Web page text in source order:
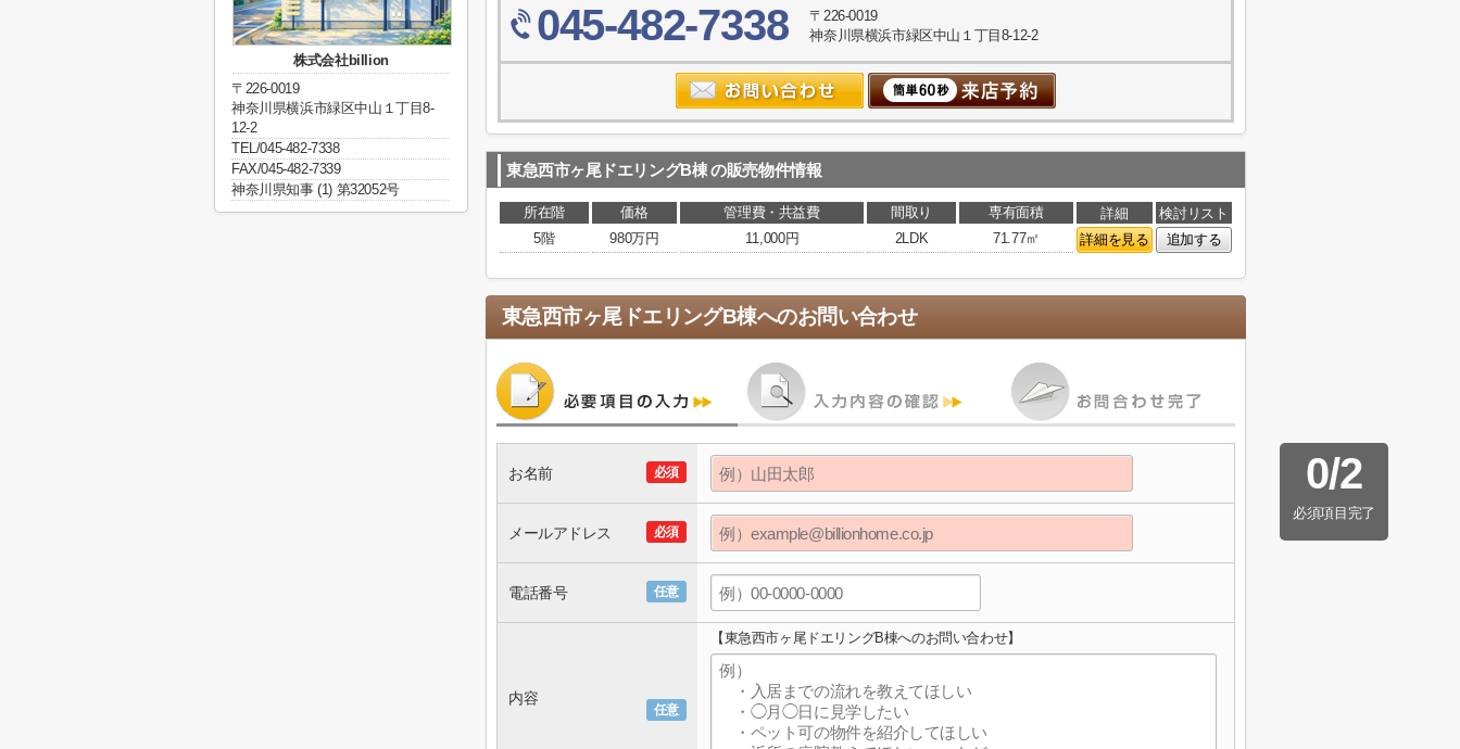
045-482-7338
〒226-0019
神奈川県横浜市緑区中山１丁目8-12-2
東急西市ヶ尾ドエリングB棟 の販売物件情報
所在階 価格 管理費・共益費 間取り 専有面積 詳細
検討リスト
5階
980万円 11,000円 2LDK 71.77㎡ 詳細を見る 追加する
東急西市ヶ尾ドエリングB棟へのお問い合わせ
0/2
必須項目完了
必須
お名前
必須
メールアドレス
任意
電話番号
任意
内容
【東急西市ヶ尾ドエリングB棟へのお問い合わせ】
株式会社billion
〒226-0019
神奈川県横浜市緑区中山１丁目8-
12-2
TEL/045-482-7338
FAX/045-482-7339
神奈川県知事 (1) 第32052号